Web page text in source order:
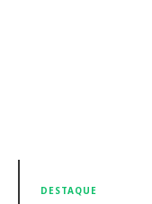
DESTAQUE